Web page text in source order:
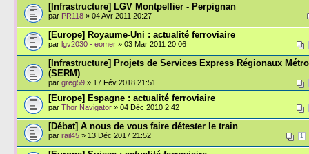
[Infrastructure] LGV Montpellier - Perpignan
par PR118 » 04 Avr 2011 20:27
[Europe] Royaume-Uni : actualité ferroviaire
par lgv2030 - eomer » 03 Mar 2011 20:06
[Infrastructure] Projets de Services Express Régionaux
(SERM)
par greg59 » 17 Fév 2018 21:51
[Europe] Espagne : actualité ferroviaire
par Thor Navigator » 04 Déc 2010 2:42
[Débat] A nous de vous faire détester le train
1
par rail45 » 13 Déc 2017 21:52